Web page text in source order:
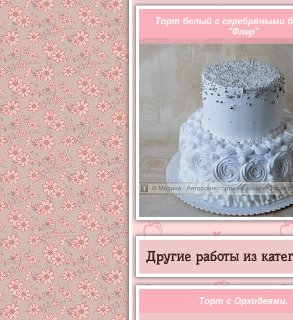
Торт белый с серебряными
"Флер"
Другие работы из
Торт с Орхидеями.